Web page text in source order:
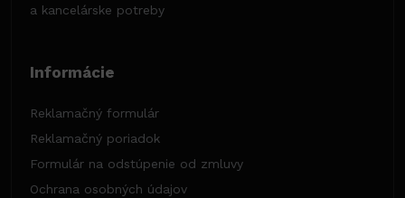
a kancelárske potreby
Informácie
Reklamačný formulár
Reklamačný poriadok
Formulár na odstúpenie od zmluvy
Ochrana osobných údajov